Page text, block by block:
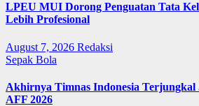
LPEU MUI Dorong Penguatan Tata
Lebih Profesional
August 7, 2026 Redaksi
Sepak Bola
Akhirnya Timnas Indonesia Terjungkal
AFF 2026